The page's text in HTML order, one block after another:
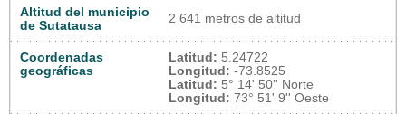
Altitud del municipio
de Sutatausa
2 641 metros de altitud
Coordenadas
geográficas
Latitud: 5.24722
Longitud: -73.8525
Latitud: 5° 14' 50'' Norte
Longitud: 73° 51' 9'' Oeste